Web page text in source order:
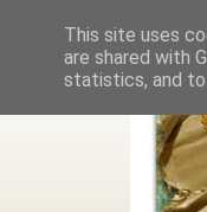
This site uses
are shared with
statistics, and